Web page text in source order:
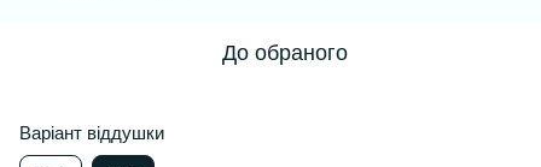
До обраного
Варіант віддушки